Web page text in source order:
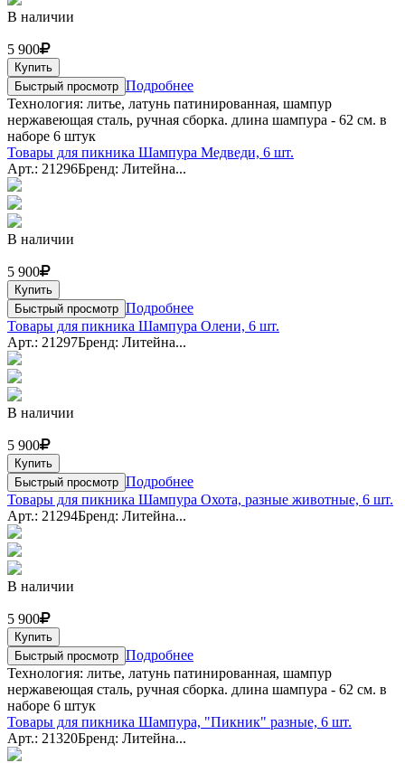
В наличии
5 900
Купить
Быстрый просмотр Подробнее
Технология: литье, латунь патинированная, шампур
нержавеющая сталь, ручная сборка. длина шампура - 62 см. в
наборе 6 штук
Товары для пикника Шампура Медведи, 6 шт.
Арт.: 21296Бренд: Литейна...
В наличии
5 900
Купить
Быстрый просмотр Подробнее
Товары для пикника Шампура Олени, 6 шт.
Арт.: 21297Бренд: Литейна...
В наличии
5 900
Купить
Быстрый просмотр Подробнее
Товары для пикника Шампура Охота, разные животные, 6 шт.
Арт.: 21294Бренд: Литейна...
В наличии
5 900
Купить
Быстрый просмотр Подробнее
Технология: литье, латунь патинированная, шампур
нержавеющая сталь, ручная сборка. длина шампура - 62 см. в
наборе 6 штук
Товары для пикника Шампура, "Пикник" разные, 6 шт.
Арт.: 21320Бренд: Литейна...